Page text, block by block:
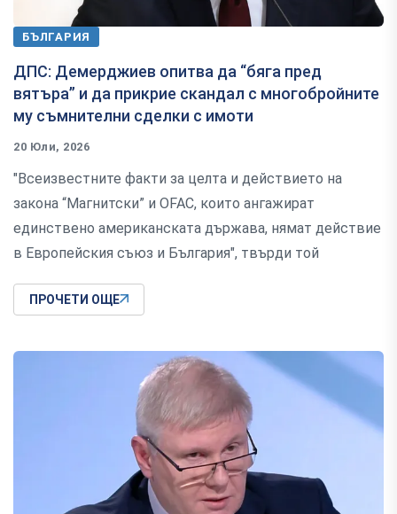
БЪЛГАРИЯ
ДПС: Демерджиев опитва да “бяга пред
вятъра” и да прикрие скандал с многобройните
му съмнителни сделки с имоти
20 Юли, 2026
"Всеизвестните факти за целта и действието на
закона “Магнитски” и OFAC, които ангажират
единствено американската държава, нямат действие
в Европейския съюз и България", твърди той
ПРОЧЕТИ ОЩЕ